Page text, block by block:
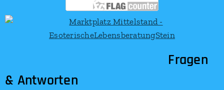
Fragen
& Antworten